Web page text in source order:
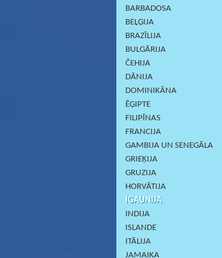
BARBADOSA
BEĻĢIJA
BRAZĪLIJA
BULGĀRIJA
ČEHIJA
DĀNIJA
DOMINIKĀNA
ĒĢIPTE
FILIPĪNAS
FRANCIJA
GAMBIJA UN SENEGĀLA
GRIEĶIJA
GRUZIJA
HORVĀTIJA
IGAUNIJA
INDIJA
ISLANDE
ITĀLIJA
JAMAIKA